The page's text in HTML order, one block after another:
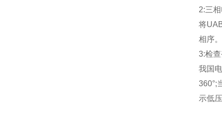
2:三
将
相序。
3:检
我国
360°;
示低